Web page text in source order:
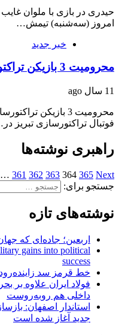
حیدری در بازی با ملوان
امروز (سه‌شنبه) تیمش…
خبر جدید
محرومیت 3 بازیکن تراکتورسازی در دربی تبریز ::
11 سال ago
محرومیت 3 بازیکن
فوتبال تراکتورسازی تبریز
راهبری نوشته‌ها
… 361 362 363 364 365 Next
جستجو برای:
نوشته‌های تازه
اربعین؛ جاده‌ای که
gains into political
success
خط قرمز سد زاینده‌رود، ۲۳۶ میلیون مترمکعب
فولاد ایران علاوه بر
داخلی هم روبه‌روست
استاندار اصفهان:
جدید آغاز شده است